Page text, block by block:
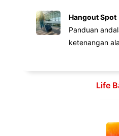
Hangout Spot
Panduan
ketenangan
Life